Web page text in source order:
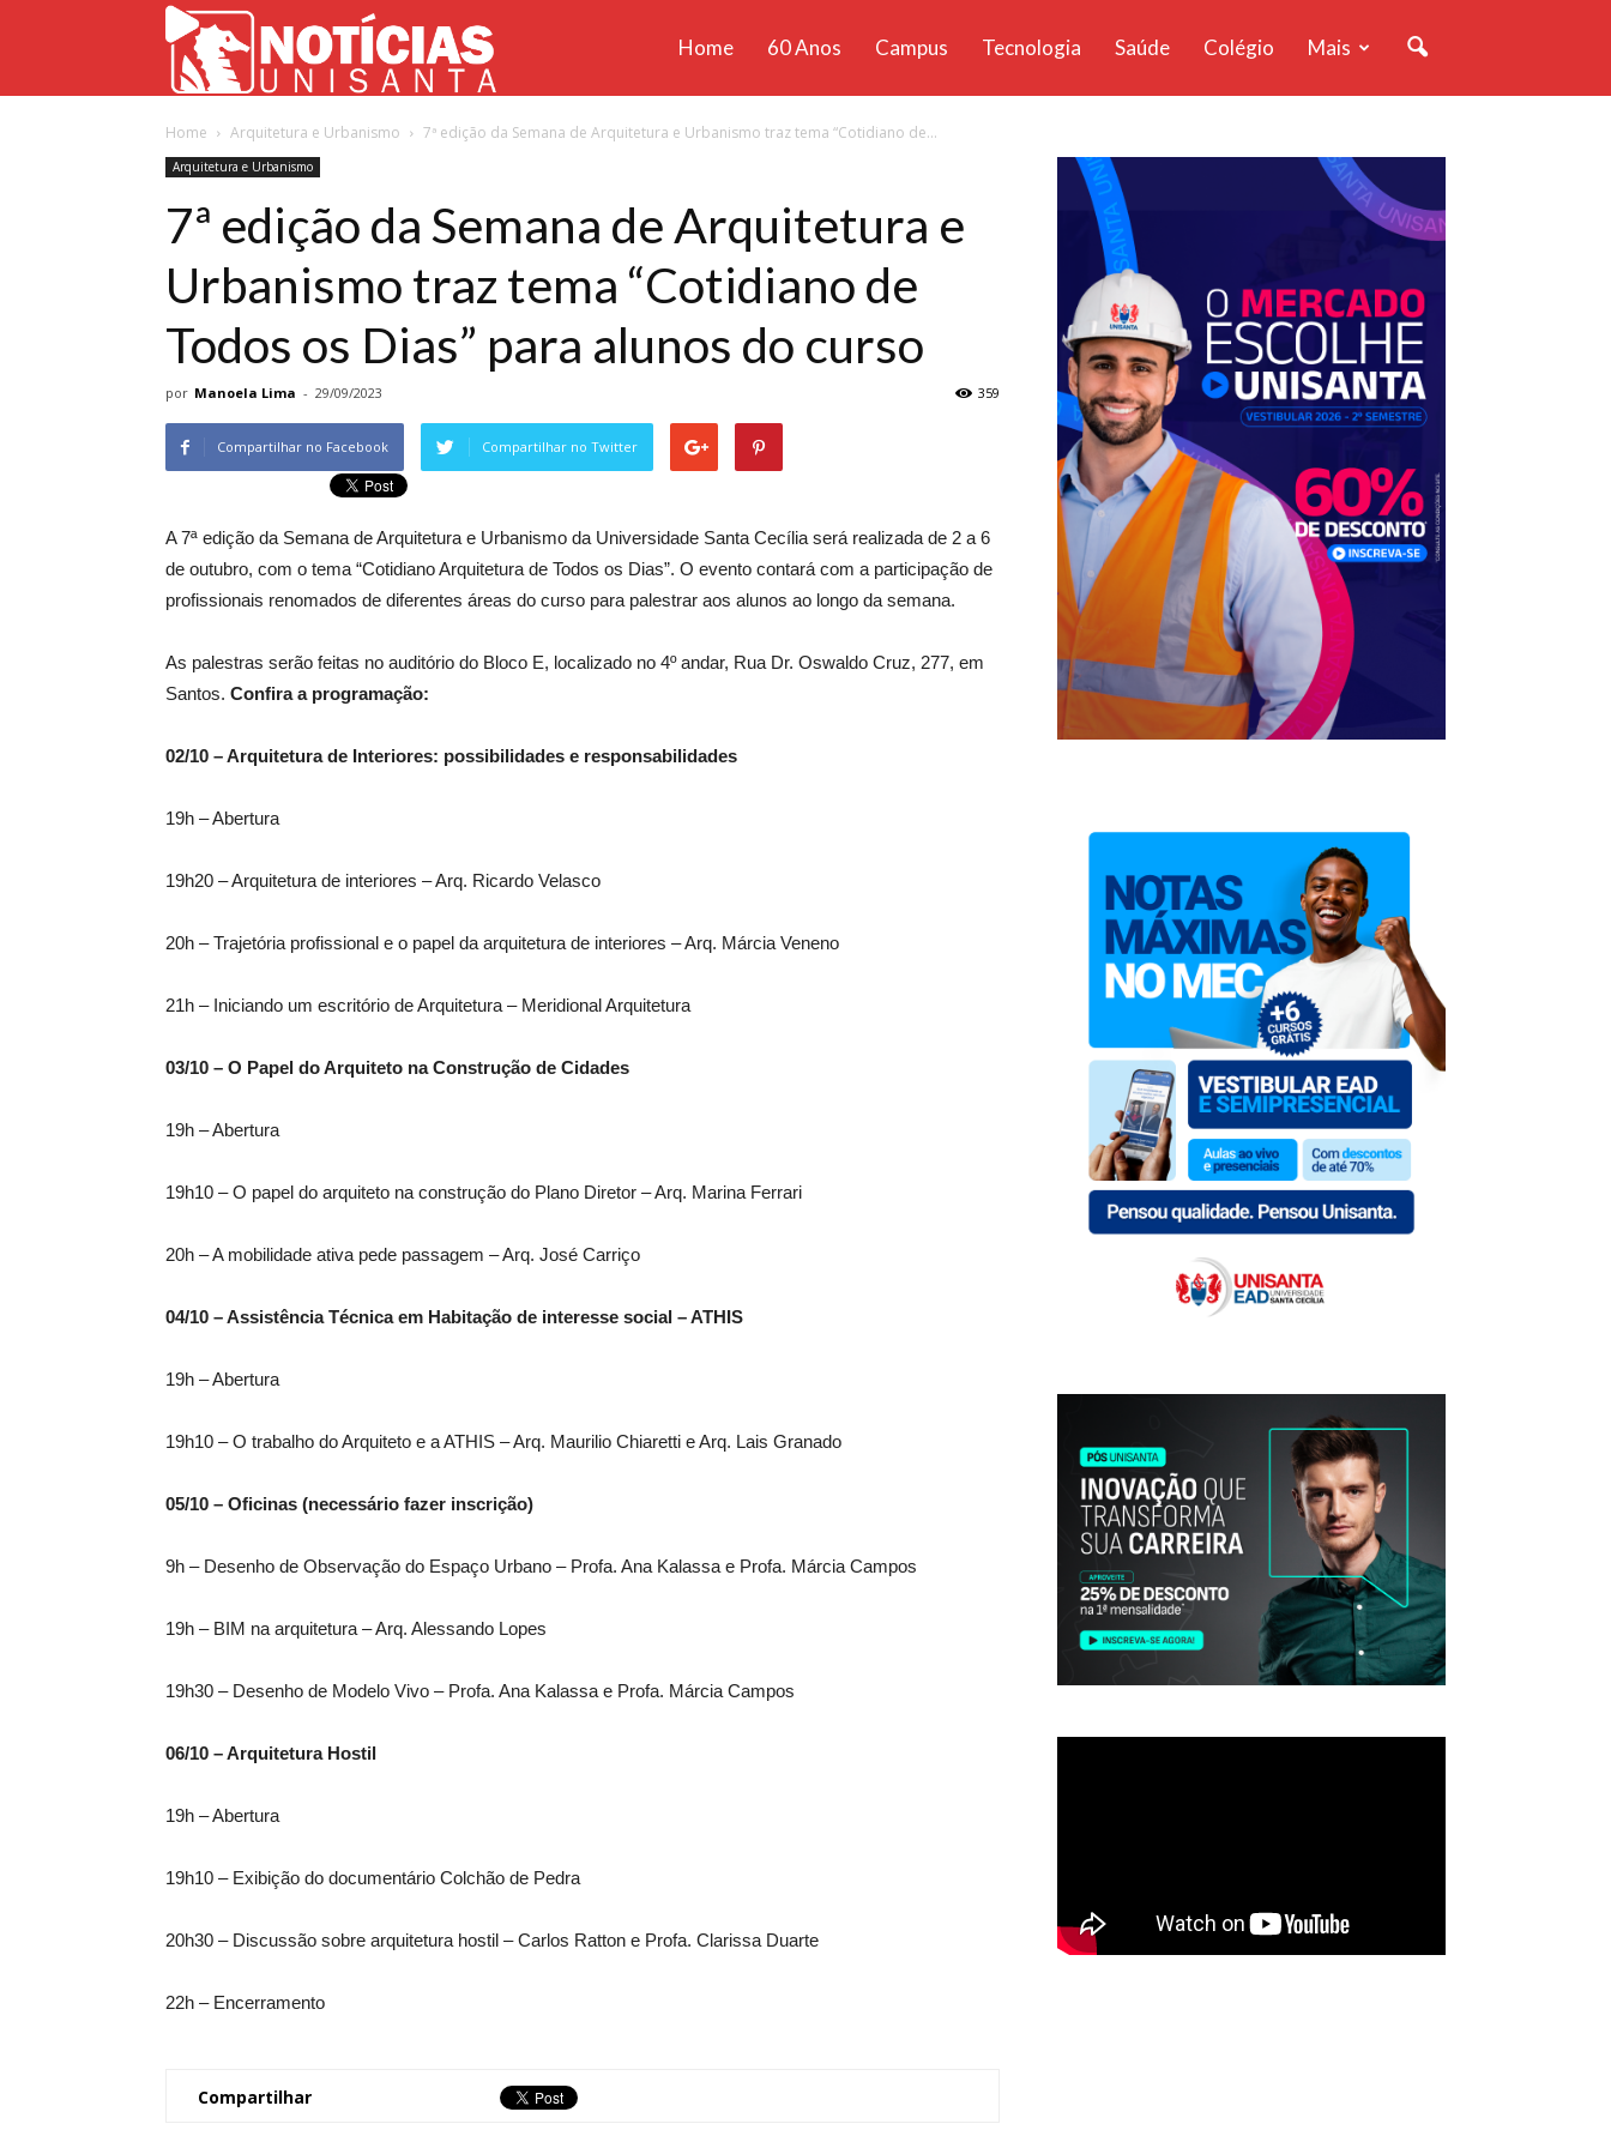
Unisanta
Home 60 Anos Campus Tecnologia Saúde Colégio Mais
Home Arquitetura e Urbanismo 7ª edição da Semana de Arquitetura e Urbanismo traz tema “Cotidiano de...
Arquitetura e Urbanismo
7ª edição da Semana de Arquitetura e
Urbanismo traz tema “Cotidiano de
Todos os Dias” para alunos do curso
por Manoela Lima - 29/09/2023 359
Compartilhar no Facebook Compartilhar no Twitter
A 7ª edição da Semana de Arquitetura e Urbanismo da Universidade Santa Cecília será realizada de 2 a 6
de outubro, com o tema “Cotidiano Arquitetura de Todos os Dias”. O evento contará com a participação de
profissionais renomados de diferentes áreas do curso para palestrar aos alunos ao longo da semana.
As palestras serão feitas no auditório do Bloco E, localizado no 4º andar, Rua Dr. Oswaldo Cruz, 277, em
Santos. Confira a programação:
02/10 – Arquitetura de Interiores: possibilidades e responsabilidades
19h – Abertura
19h20 – Arquitetura de interiores – Arq. Ricardo Velasco
20h – Trajetória profissional e o papel da arquitetura de interiores – Arq. Márcia Veneno
21h – Iniciando um escritório de Arquitetura – Meridional Arquitetura
03/10 – O Papel do Arquiteto na Construção de Cidades
19h – Abertura
19h10 – O papel do arquiteto na construção do Plano Diretor – Arq. Marina Ferrari
20h – A mobilidade ativa pede passagem – Arq. José Carriço
04/10 – Assistência Técnica em Habitação de interesse social – ATHIS
19h – Abertura
19h10 – O trabalho do Arquiteto e a ATHIS – Arq. Maurilio Chiaretti e Arq. Lais Granado
05/10 – Oficinas (necessário fazer inscrição)
9h – Desenho de Observação do Espaço Urbano – Profa. Ana Kalassa e Profa. Márcia Campos
19h – BIM na arquitetura – Arq. Alessando Lopes
19h30 – Desenho de Modelo Vivo – Profa. Ana Kalassa e Profa. Márcia Campos
06/10 – Arquitetura Hostil
19h – Abertura
19h10 – Exibição do documentário Colchão de Pedra
20h30 – Discussão sobre arquitetura hostil – Carlos Ratton e Profa. Clarissa Duarte
22h – Encerramento
Compartilhar